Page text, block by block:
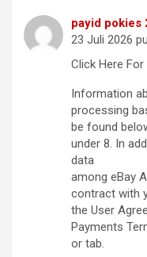
payid pokies
23 Juli 2026
Click Here
Information
processing
be found
under 8. In
data
among eBay
contract with
the User
Payments
or tab.